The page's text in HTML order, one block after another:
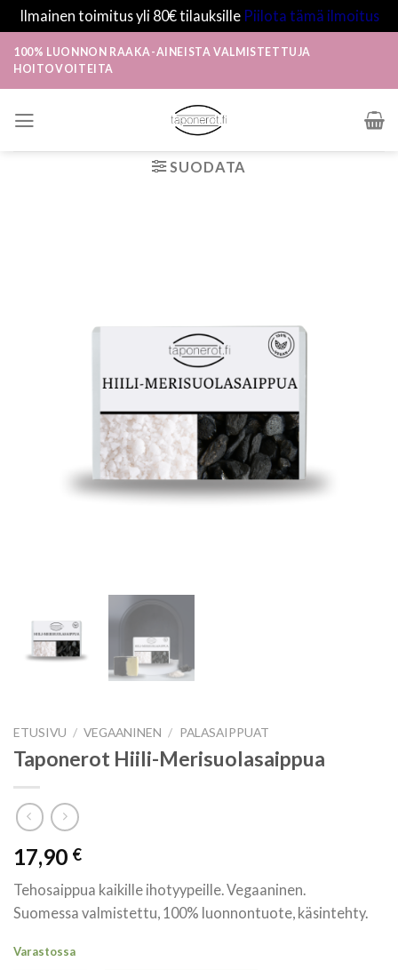
Ilmainen toimitus yli 80€ tilauksille Piilota tämä ilmoitus
content
100% LUONNON RAAKA-AINEISTA VALMISTETTUJA
HOITOVOITEITA
SUODATA
ETUSIVU / VEGAANINEN / PALASAIPPUAT
Taponerot Hiili-Merisuolasaippua
17,90 €
Tehosaippua kaikille ihotyypeille. Vegaaninen.
Suomessa valmistettu, 100% luonnontuote, käsintehty.
Varastossa